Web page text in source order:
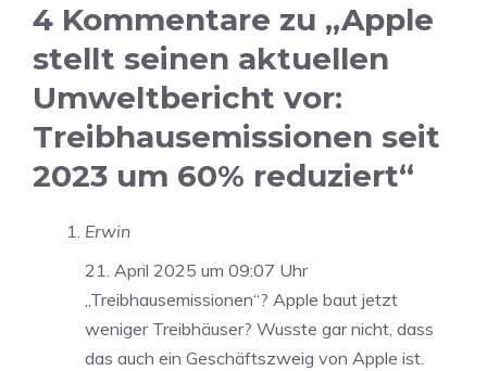
4 Kommentare zu „Apple
stellt seinen aktuellen
Umweltbericht vor:
Treibhausemissionen seit
2023 um 60% reduziert“
Erwin
21. April 2025 um 09:07 Uhr
„Treibhausemissionen“? Apple baut jetzt
weniger Treibhäuser? Wusste gar nicht, dass
das auch ein Geschäftszweig von Apple ist.